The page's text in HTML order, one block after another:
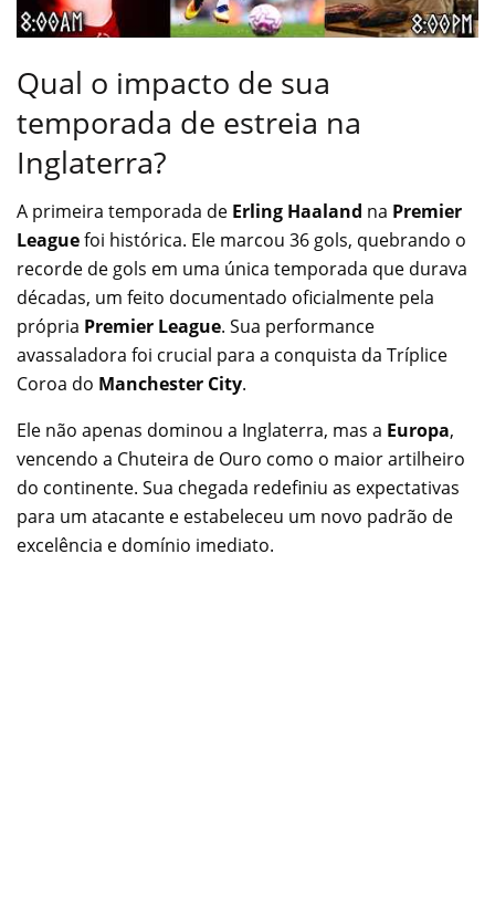
Qual o impacto de sua
temporada de estreia na
Inglaterra?
A primeira temporada de Erling Haaland na Premier
Leaguefoi histórica. Ele marcou 36 gols, quebrando o
recorde de gols em uma única temporada que durava
décadas, um feito documentado oficialmente pela
própria Premier League. Sua performance
avassaladora foi crucial para a conquista da Tríplice
Coroa do Manchester City.
Ele não apenas dominou a Inglaterra, mas a Europa,
vencendo a Chuteira de Ouro como o maior artilheiro
do continente. Sua chegada redefiniu as expectativas
para um atacante e estabeleceu um novo padrão de
excelência e domínio imediato.